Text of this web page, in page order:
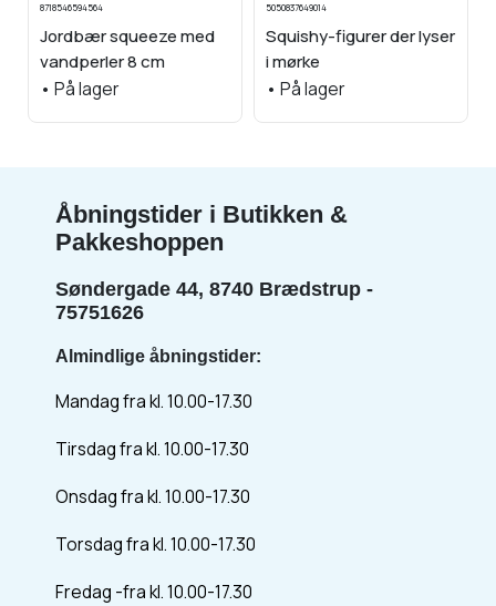
8718546594564
Jordbær squeeze med
vandperler 8 cm
• På lager
5050837649014
Squishy-figurer der lyser
i mørke
• På lager
Åbningstider i Butikken &
Pakkeshoppen
Søndergade 44, 8740 Brædstrup -
75751626
Almindlige åbningstider:
Mandag fra kl. 10.00-17.30
Tirsdag fra kl. 10.00-17.30
Onsdag fra kl. 10.00-17.30
Torsdag fra kl. 10.00-17.30
Fredag -fra kl. 10.00-17.30